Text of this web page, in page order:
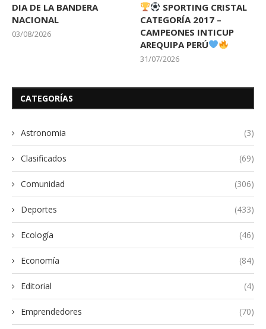
DIA DE LA BANDERA
NACIONAL
03/08/2026
SPORTING CRISTAL
CATEGORÍA 2017 –
CAMPEONES INTICUP
AREQUIPA PERÚ
31/07/2026
CATEGORÍAS
Astronomia (3)
Clasificados (69)
Comunidad (306)
Deportes (433)
Ecología (46)
Economía (84)
Editorial (4)
Emprendedores (70)